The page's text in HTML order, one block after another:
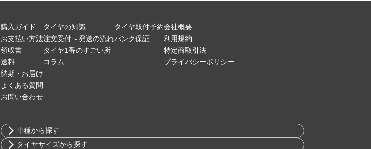
購入ガイド
お支払い方法
領収書
送料
納期・お届け
よくある質問
お問い合わせ
タイヤの知識
注文受付～発送の流れ
タイヤ1番のすごい所
コラム
タイヤ取付予約
パンク保証
会社概要
利用規約
特定商取引法
プライバシーポリシー
車種から探す
トヨタ
タイヤサイズから探す